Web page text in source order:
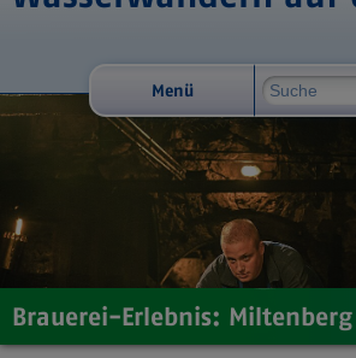
Menü
Brauerei-Erlebnis: Miltenberg